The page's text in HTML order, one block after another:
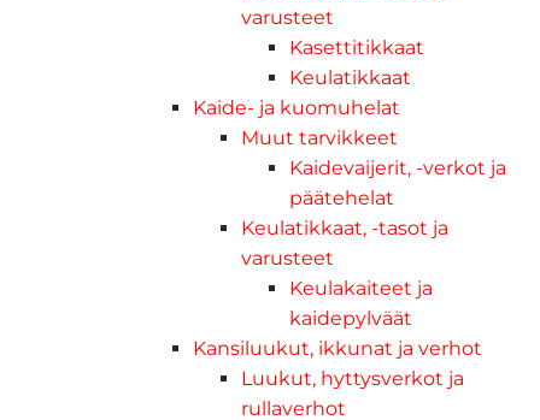
varusteet
Kasettitikkaat
Keulatikkaat
Kaide- ja kuomuhelat
Muut tarvikkeet
Kaidevaijerit, -verkot ja
päätehelat
Keulatikkaat, -tasot ja
varusteet
Keulakaiteet ja
kaidepylväät
Kansiluukut, ikkunat ja verhot
Luukut, hyttysverkot ja
rullaverhot